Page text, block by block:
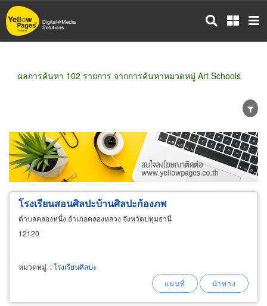
ข้าม
ไป
ผลการค้นหา 102 รายการ จากการค้นหาหมวดหมู่ Art Schools
ขายส่ง ขายปลีก ผู้ผลิต
ตัวแทนจัดจำหน่าย
ผู้ส่งออก/นำเข้า
ธุรกิจบริการ
โรงเรียนสอนศิลปะบ้านศิลปะก้องภพ
ตำบลคลองหนึ่ง อำเภอคลองหลวง จังหวัดปทุมธานี
12120
หมวดหมู่ :โรงเรียนศิลปะ